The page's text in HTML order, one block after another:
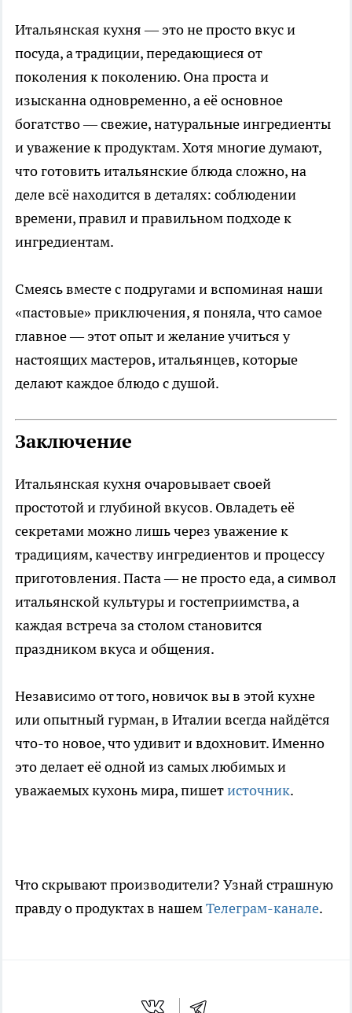
Итальянская кухня — это не просто вкус и
посуда, а традиции, передающиеся от
поколения к поколению. Она проста и
изысканна одновременно, а её основное
богатство — свежие, натуральные ингредиенты
и уважение к продуктам. Хотя многие думают,
что готовить итальянские блюда сложно, на
деле всё находится в деталях: соблюдении
времени, правил и правильном подходе к
ингредиентам.
Смеясь вместе с подругами и вспоминая наши
«пастовые» приключения, я поняла, что самое
главное — этот опыт и желание учиться у
настоящих мастеров, итальянцев, которые
делают каждое блюдо с душой.
Заключение
Итальянская кухня очаровывает своей
простотой и глубиной вкусов. Овладеть её
секретами можно лишь через уважение к
традициям, качеству ингредиентов и процессу
приготовления. Паста — не просто еда, а символ
итальянской культуры и гостеприимства, а
каждая встреча за столом становится
праздником вкуса и общения.
Независимо от того, новичок вы в этой кухне
или опытный гурман, в Италии всегда найдётся
что-то новое, что удивит и вдохновит. Именно
это делает её одной из самых любимых и
уважаемых кухонь мира, пишетисточник.
Что скрывают производители? Узнай страшную
правду о продуктах в нашемТелеграм-канале.